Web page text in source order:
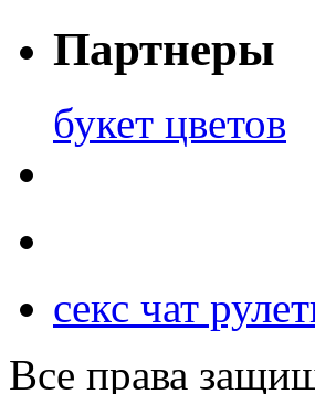
Партнеры
букет цветов
секс чат
Все права